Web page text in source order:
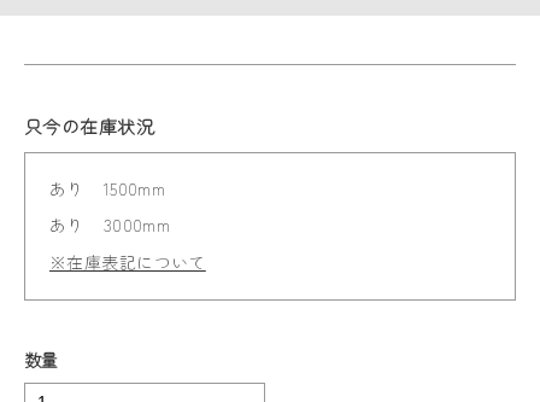
只今の在庫状況
あり
1500mm
あり
3000mm
※在庫表記について
数量